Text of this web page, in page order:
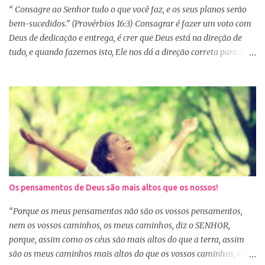
primeiro de janeiro, mas como não estão acostumas com a leitura
e também com a dificuldade de entendi...
“ Consagre ao Senhor tudo o que você faz, e os seus planos serão
bem-sucedidos.” (Provérbios 16:3) Consagrar é fazer um voto com
Deus de dedicação e entrega, é crer que Deus está na direção de
tudo, e quando fazemos isto, Ele nos dá a direção correta para que
agirmos dessa forma seremos bem-sucedidas. E o que é ser bem-
sucedido? Para o mundo é aquele que alcança o sucesso com o
trabalho de suas próprias mãos, glorificando a si mesmo. Porém
para aquele que consagra tudo a Deus, o conceito é outro. Quando
consagramos nossa vida e nossos planos a Deus, ficamos
aguardando a Sua resposta que muitas vezes não é bem o que o
nosso coração desejava, mas é o desejo do coração de Deus. E
sabemos que Deus é perfeito e tem o melhor para nós. Consagrar
tudo a Deus e fazer a Sua vontade, é a garantia de que tudo dará
certo. Logo pela manhã, consagre s...
Os pensamentos de Deus são mais altos que os nossos!
“Porque os meus pensamentos não são os vossos pensamentos,
nem os vossos caminhos, os meus caminhos, diz o SENHOR,
porque, assim como os céus são mais altos do que a terra, assim
são os meus caminhos mais altos do que os vossos caminhos, e os